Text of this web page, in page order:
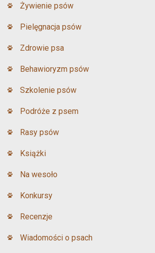
Żywienie psów
Pielęgnacja psów
Zdrowie psa
Behawioryzm psów
Szkolenie psów
Podróże z psem
Rasy psów
Książki
Na wesoło
Konkursy
Recenzje
Wiadomości o psach